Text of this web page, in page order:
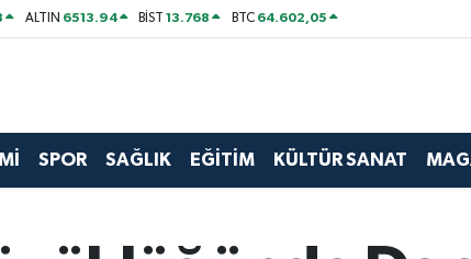
ALTIN 6513.94 BİST13.768 BTC 64.602,05
SPOR SAĞLIK EĞİTİM KÜLTÜR SANAT